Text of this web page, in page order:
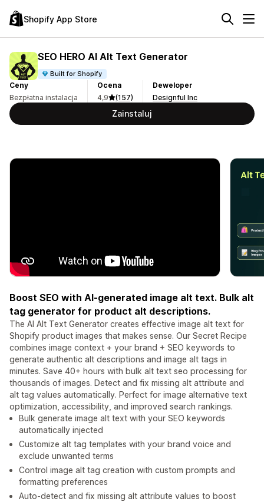
Shopify App Store
SEO HERO AI Alt Text Generator
Built for Shopify
Ceny
Bezpłatna instalacja
Ocena
4,9
(157)
Deweloper
Designful Inc
Zainstaluj
Boost SEO with AI-generated image alt text. Bulk alt
tag generator for product alt descriptions.
The AI Alt Text Generator creates effective image alt text for
Shopify product images that makes sense. Our Secret Recipe
combines image context + your brand + SEO keywords to
generate authentic alt descriptions and image alt tags in
minutes. Save 40+ hours with bulk alt text seo processing for
thousands of images. Detect and fix missing alt attribute and
alt tag values automatically. Perfect for image alternative text
optimization, accessibility, and improved search rankings.
Bulk generate image alt text with your SEO keywords
automatically injected
Customize alt tag templates with your brand voice and
exclude unwanted terms
Control image alt tag creation with custom prompts and
formatting preferences
Auto-detect and fix missing alt attribute values to boost